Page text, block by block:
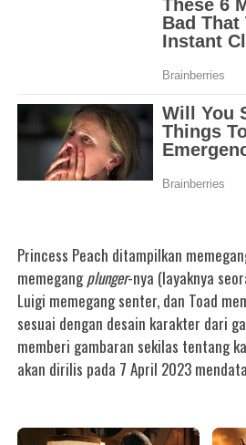
Princess Peach ditampilkan
memegangplunger-nya (layaknya
Luigi memegang senter, dan Toad
sesuai dengan desain karakter dari
memberi gambaran sekilas tentang
akan dirilis pada 7 April 2023